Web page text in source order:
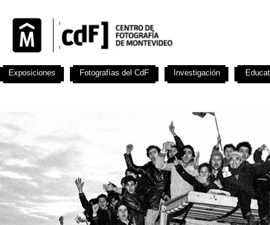
Exposiciones Fotografías del CdF Investigación